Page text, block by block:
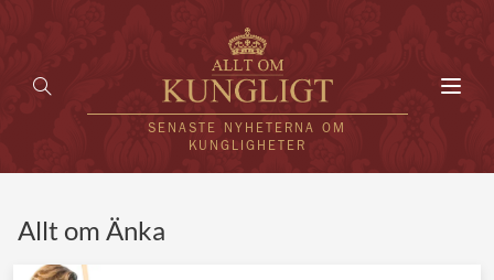
SENASTE NYHETERNA OM
KUNGLIGHETER
Allt om Änka